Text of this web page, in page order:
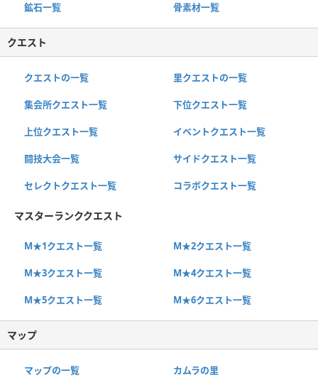
鉱石一覧 骨素材一覧
クエスト
クエストの一覧 里クエストの一覧
集会所クエスト一覧 下位クエスト一覧
上位クエスト一覧 イベントクエスト一覧
闘技大会一覧 サイドクエスト一覧
セレクトクエスト一覧 コラボクエスト一覧
マスターランククエスト
M★1クエスト一覧 M★2クエスト一覧
M★3クエスト一覧 M★4クエスト一覧
M★5クエスト一覧 M★6クエスト一覧
マップ
マップの一覧 カムラの里